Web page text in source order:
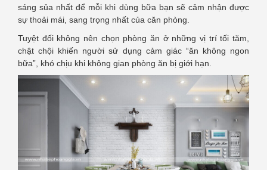
sáng sủa nhất để mỗi khi dùng bữa bạn sẽ cảm nhận được
sự thoải mái, sang trọng nhất của căn phòng.
Tuyệt đối không nên chọn phòng ăn ở những vị trí tối tăm,
chật chội khiến người sử dụng cảm giác “ăn không ngon
bữa”, khó chịu khi không gian phòng ăn bị giới hạn.